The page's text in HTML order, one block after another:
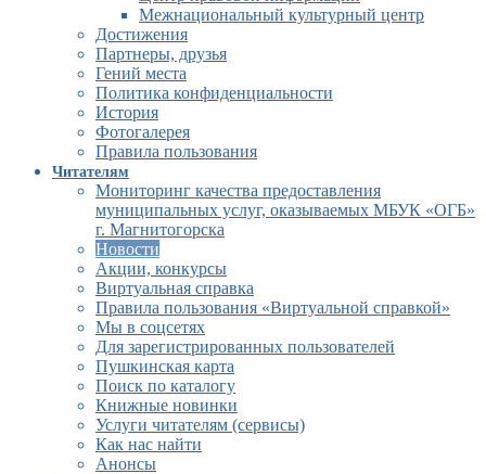
Межнациональный культурный центр
Достижения
Партнеры, друзья
Гений места
Политика конфиденциальности
История
Фотогалерея
Правила пользования
Читателям
Мониторинг качества предоставления
муниципальных услуг, оказываемых МБУК «ОГБ»
г. Магнитогорска
Новости
Акции, конкурсы
Виртуальная справка
Правила пользования «Виртуальной справкой»
Мы в соцсетях
Для зарегистрированных пользователей
Пушкинская карта
Поиск по каталогу
Книжные новинки
Услуги читателям (сервисы)
Как нас найти
Анонсы